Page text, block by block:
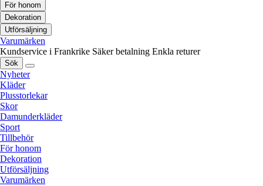
För honom
Dekoration
Utförsäljning
Varumärken
Kundservice i Frankrike Säker betalning Enkla returer
Sök
Nyheter
Kläder
Plusstorlekar
Skor
Damunderkläder
Sport
Tillbehör
För honom
Dekoration
Utförsäljning
Varumärken